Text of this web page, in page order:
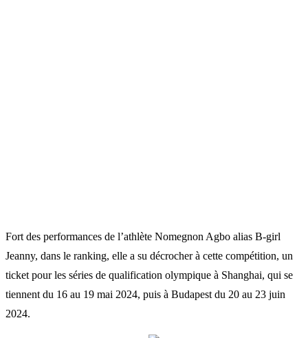
Fort des performances de l’athlète Nomegnon Agbo alias B-girl
Jeanny, dans le ranking, elle a su décrocher à cette compétition, un
ticket pour les séries de qualification olympique à Shanghai, qui se
tiennent du 16 au 19 mai 2024, puis à Budapest du 20 au 23 juin
2024.